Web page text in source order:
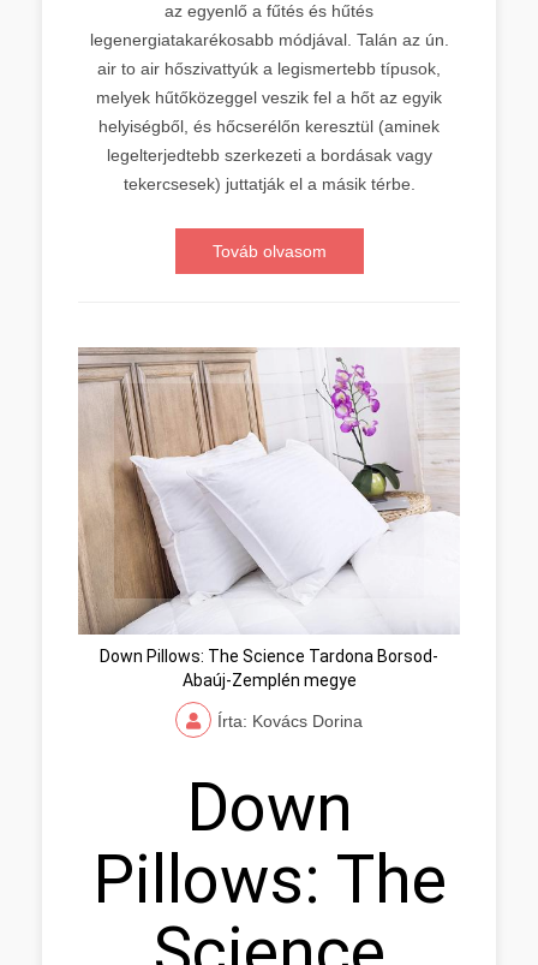
az egyenlő a fűtés és hűtés
legenergiatakarékosabb módjával. Talán az ún.
air to air hőszivattyúk a legismertebb típusok,
melyek hűtőközeggel veszik fel a hőt az egyik
helyiségből, és hőcserélőn keresztül (aminek
legelterjedtebb szerkezeti a bordásak vagy
tekercsesek) juttatják el a másik térbe.
Továb olvasom
Down Pillows: The Science Tardona Borsod-
Abaúj-Zemplén megye
Írta: Kovács Dorina
Down
Pillows: The